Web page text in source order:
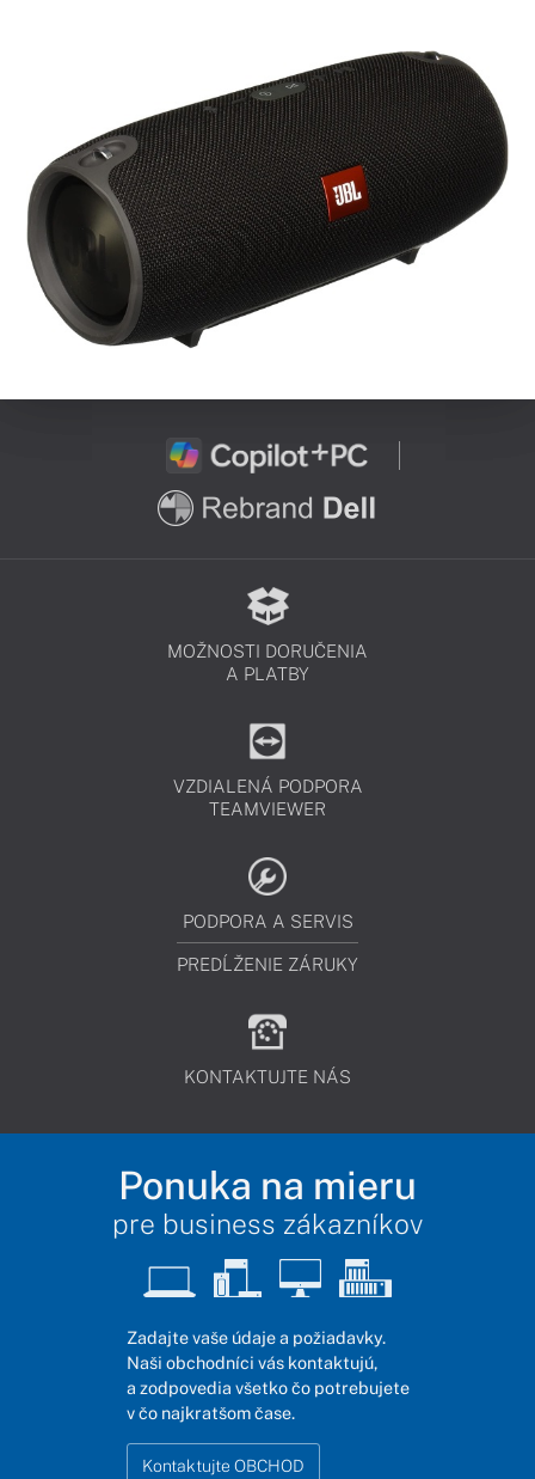
MOŽNOSTI DORUČENIA
A PLATBY
VZDIALENÁ PODPORA
TEAMVIEWER
PODPORA A SERVIS
PREDĹŽENIE ZÁRUKY
KONTAKTUJTE NÁS
Ponuka na mieru
pre business zákazníkov
Zadajte vaše údaje a požiadavky.
Naši obchodníci vás kontaktujú,
a zodpovedia všetko čo potrebujete
v čo najkratšom čase.
Kontaktujte OBCHOD